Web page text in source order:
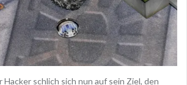
Hacker schlich sich nun auf sein Ziel, den